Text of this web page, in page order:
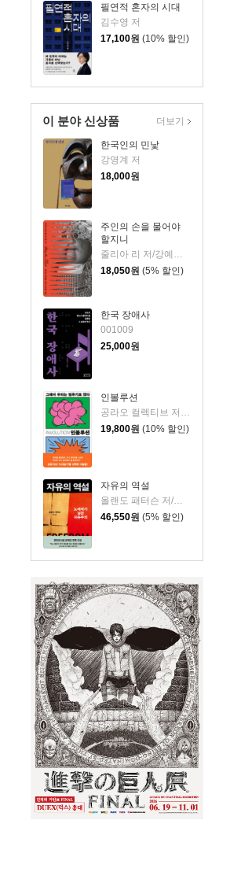
필연적 혼자의 시대
김수영 저
17,100원 (10% 할인)
이 분야 신상품
한국인의 민낯
강영계 저
18,000원
주인의 손을 물어야
할지니
줄리아 리 저/강예은,문지영 역
18,050원 (5% 할인)
한국 장애사
001009
25,000원
인볼루션
공라오 컬렉티브 저/홍명교 역
19,800원 (10% 할인)
자유의 역설
올랜도 패터슨 저/김혁 역
46,550원 (5% 할인)
더보기